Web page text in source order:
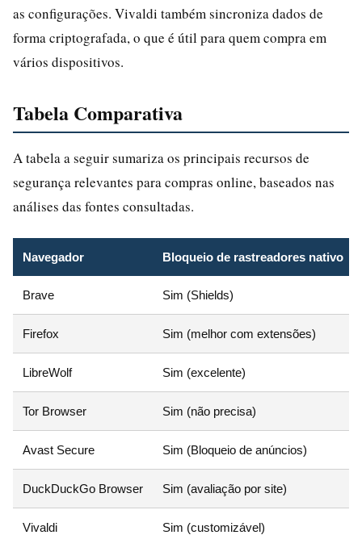
as configurações. Vivaldi também sincroniza dados de
forma criptografada, o que é útil para quem compra em
vários dispositivos.
Tabela Comparativa
A tabela a seguir sumariza os principais recursos de
segurança relevantes para compras online, baseados nas
análises das fontes consultadas.
Navegador Bloqueio de rastreadores nativo
Brave Sim (Shields)
Firefox Sim (melhor com extensões)
LibreWolf Sim (excelente)
Tor Browser Sim (não precisa)
Avast Secure Sim (Bloqueio de anúncios)
DuckDuckGo Browser Sim (avaliação por site)
Vivaldi Sim (customizável)